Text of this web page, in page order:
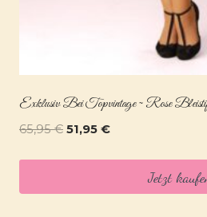
Exklusiv Bei Topvintage ~ Rose
65,95€ Ursprünglicher
51,95 €Aktueller
51,95 €.Jetzt